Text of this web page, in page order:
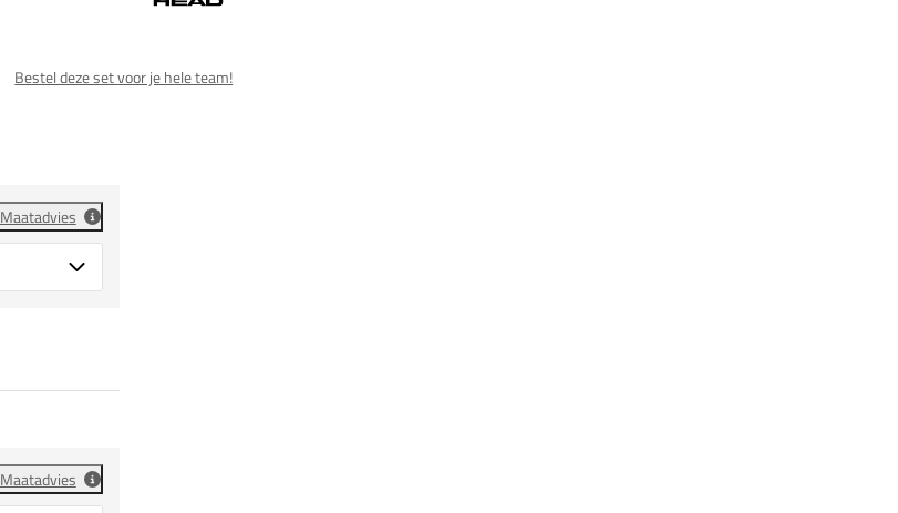
Bestel deze set voor je hele team!
Maatadvies
Maatadvies